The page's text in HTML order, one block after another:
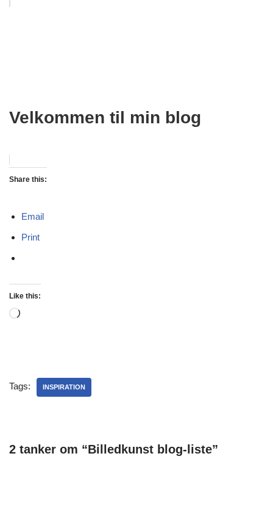
Velkommen til min blog
Share this:
Email
Print
Like this:
Tags: INSPIRATION
2 tanker om “Billedkunst blog-liste”